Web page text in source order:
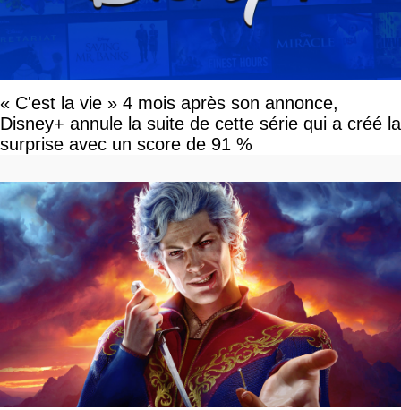
« C'est la vie » 4 mois après son annonce,
Disney+ annule la suite de cette série qui a créé la
surprise avec un score de 91 %